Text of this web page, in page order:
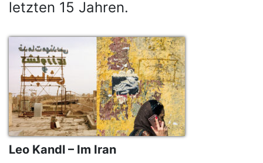
letzten 15 Jahren.
Leo Kandl – Im Iran